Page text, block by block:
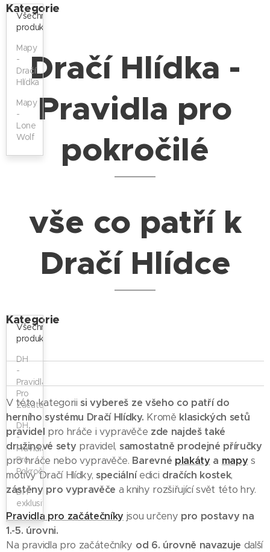
Kategorie
Všechny
produkty
Mapy
-
Dračí
Hlídka
Mapy
-
Lone
Wolf
Dračí Hlídka -
Pravidla pro
pokročilé
vše co patří k
Dračí Hlídce
Kategorie
Všechny
produkty
DH
-
Pravidla
Pro
Začátečníky
DH
-
Pravidla
Pro
Pokročilé
DH-
exklusivně
V této kategoriisi vybereš ze všeho co patří do
herního systému Dračí Hlídky. Kromě klasických setů
pravidel pro hráče i vypravěče zde najdeš také
družinové sety pravidel, samostatně prodejné příručky
pro hráče nebo vypravěče. Barevné plakátya mapys
motivy Dračí Hlídky,speciálníedici dračích kostek,
zástěny pro vypravěče a knihy rozšiřující svět této hry.
Pravidla pro začátečníky jsou určeny pro postavy na
1.-5. úrovni.
Na pravidla pro začátečníky od 6. úrovně navazuje další